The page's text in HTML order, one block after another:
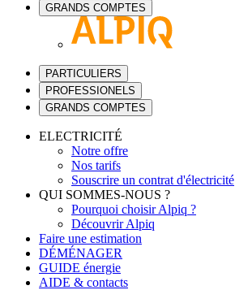
GRANDS COMPTES
PARTICULIERS
PROFESSIONELS
GRANDS COMPTES
ELECTRICITÉ
Notre offre
Nos tarifs
Souscrire un contrat d'électricité
QUI SOMMES-NOUS ?
Pourquoi choisir Alpiq ?
Découvrir Alpiq
Faire une estimation
DÉMÉNAGER
GUIDE énergie
AIDE & contacts